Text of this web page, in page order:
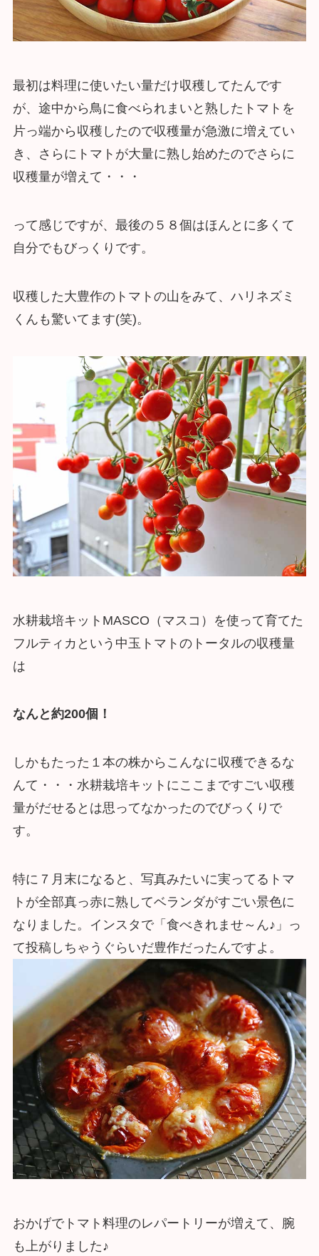
最初は料理に使いたい量だけ収穫してたんです
が、途中から鳥に食べられまいと熟したトマトを
片っ端から収穫したので収穫量が急激に増えてい
き、さらにトマトが大量に熟し始めたのでさらに
収穫量が増えて・・・
って感じですが、最後の５８個はほんとに多くて
自分でもびっくりです。
収穫した大豊作のトマトの山をみて、ハリネズミ
くんも驚いてます(笑)。
水耕栽培キットMASCO（マスコ）を使って育てた
フルティカという中玉トマトのトータルの収穫量
は
なんと約200個！
しかもたった１本の株からこんなに収穫できるな
んて・・・水耕栽培キットにここまですごい収穫
量がだせるとは思ってなかったのでびっくりで
す。
特に７月末になると、写真みたいに実ってるトマ
トが全部真っ赤に熟してベランダがすごい景色に
なりました。インスタで「食べきれませ～ん♪」っ
て投稿しちゃうぐらいだ豊作だったんですよ。
おかげでトマト料理のレパートリーが増えて、腕
も上がりました♪